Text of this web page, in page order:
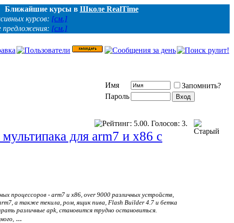
Ближайшие курсы в Школе RealTime
курсов: [см.]
предложения: [см.]
Имя
Запомнить?
Пароль
для arm7 и x86 c
процессоров - arm7 и x86, over 9000 различных устройств,
а также текила, ром, ящик пива, Flash Builder 4.7 и бетка
различные apk, становится трудно остановиться.
...